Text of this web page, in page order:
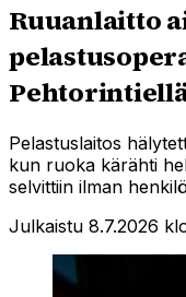
Ruuanlaitto
Pelastuslaitos
kun ruoka kärähti
selvittiin ilman
Julkaistu 8.7.2026